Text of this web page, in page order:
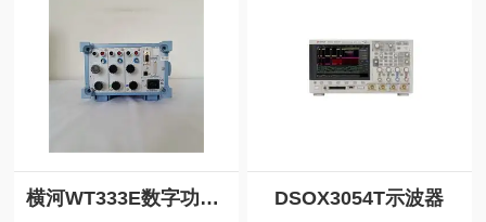
横河WT333E数字功率计 DSOX3054T示波器